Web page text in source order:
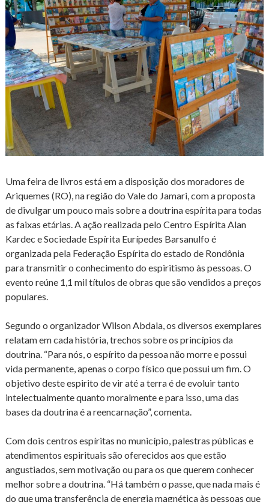
Uma feira de livros está em a disposição dos moradores de
Ariquemes (RO), na região do Vale do Jamari, com a proposta
de divulgar um pouco mais sobre a doutrina espírita para todas
as faixas etárias. A ação realizada pelo Centro Espírita Alan
Kardec e Sociedade Espírita Eurípedes Barsanulfo é
organizada pela Federação Espírita do estado de Rondônia
para transmitir o conhecimento do espiritismo às pessoas. O
evento reúne 1,1 mil títulos de obras que são vendidos a preços
populares.
Segundo o organizador Wilson Abdala, os diversos exemplares
relatam em cada história, trechos sobre os princípios da
doutrina. “Para nós, o espírito da pessoa não morre e possui
vida permanente, apenas o corpo físico que possui um fim. O
objetivo deste espirito de vir até a terra é de evoluir tanto
intelectualmente quanto moralmente e para isso, uma das
bases da doutrina é a reencarnação”, comenta.
Com dois centros espíritas no município, palestras públicas e
atendimentos espirituais são oferecidos aos que estão
angustiados, sem motivação ou para os que querem conhecer
melhor sobre a doutrina. “Há também o passe, que nada mais é
do que uma transferência de energia magnética às pessoas que